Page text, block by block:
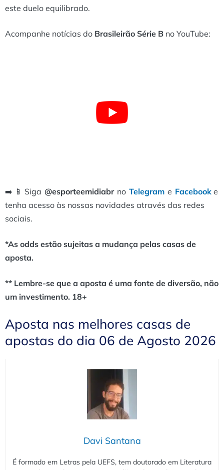
este duelo equilibrado.
Acompanhe notícias do Brasileirão Série B no YouTube:
➡️ 📱 Siga @esporteemidiabr no Telegram e Facebook e
tenha acesso às nossas novidades através das redes
sociais.
*As odds estão sujeitas a mudança pelas casas de
aposta.
** Lembre-se que a aposta é uma fonte de diversão, não
um investimento. 18+
Aposta nas melhores casas de
apostas do dia 06 de Agosto 2026
Davi Santana
É formado em Letras pela UEFS, tem doutorado em Literatura